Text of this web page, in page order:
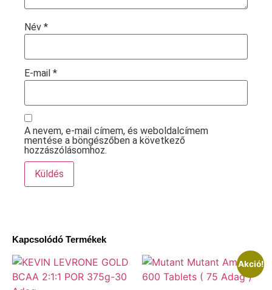
Kapcsolódó Termékek
Akció!
Név *
E-mail *
A nevem, e-mail címem, és weboldalcímem
mentése a böngészőben a következő
hozzászólásomhoz.